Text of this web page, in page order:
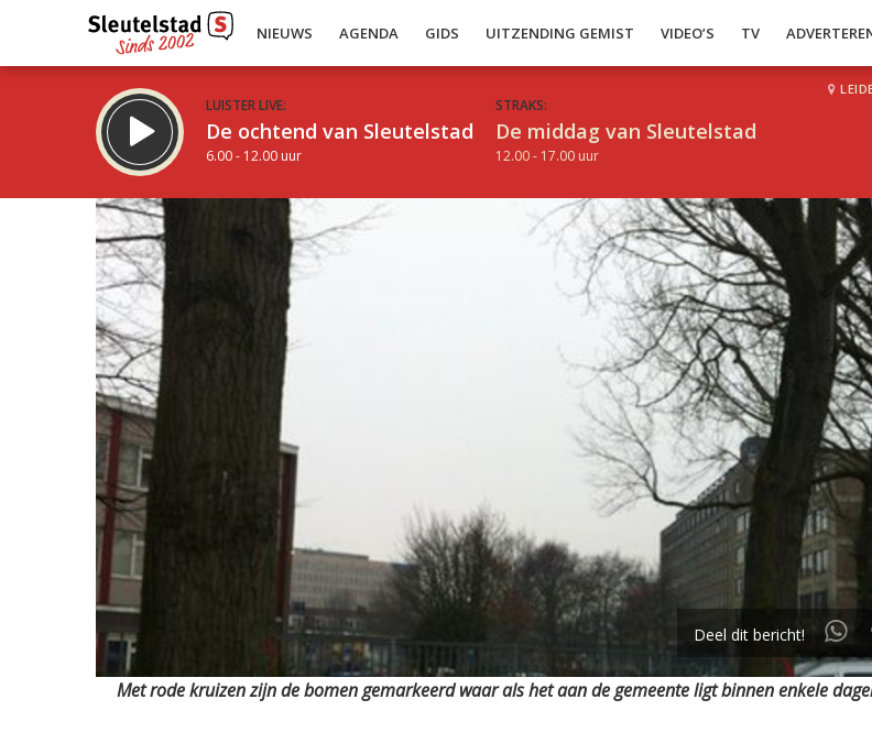
NIEUWS AGENDA GIDS UITZENDING GEMIST VIDEO’S TV
LUISTER LIVE:
De ochtend van Sleutelstad
6.00 - 12.00 uur
STRAKS:
De middag van Sleutelstad
12.00 - 17.00 uur
Inklappen
Deel dit bericht!
Met rode kruizen zijn de bomen gemarkeerd waar als het aan de gemeente ligt binnen enkele